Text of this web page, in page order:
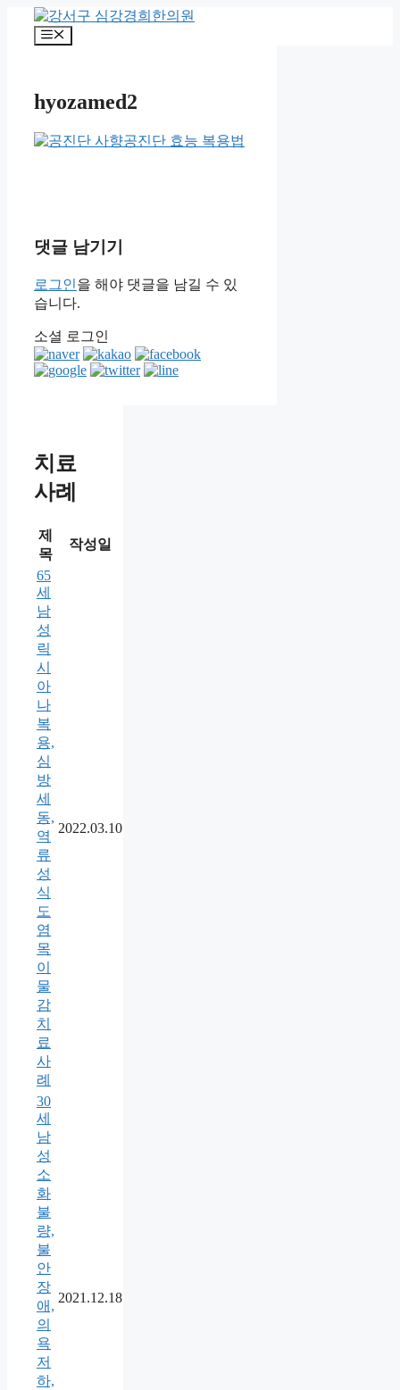
메
hyozamed2
댓글 남기기
로그인을 해야 댓글을 남길 수 있
습니다.
소셜 로그인
치료
사례
제
목
작성일
65
세
남
성
릭
시
아
나
복
용,
심
방
세
동,
역
류
성
식
도
염
목
이
물
감
치
료
사
례
2022.03.10
30
세
남
성
소
화
불
량,
불
안
장
애,
의
욕
저
하,
2021.12.18